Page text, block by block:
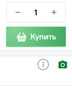
− +
Купить